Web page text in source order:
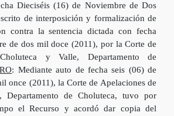
Dieciséis (16) de Noviembre de Dos
de interposición y formalización de
contra la sentencia dictada con fecha
de dos mil doce (2011), por la Corte de
y Valle, Departamento de
: Mediante auto de fecha seis (06) de
once (2011), la Corte de Apelaciones de
Departamento de Choluteca, tuvo por
el Recurso y acordó dar copia del